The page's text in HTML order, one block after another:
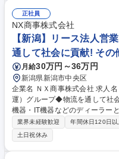
正社員
NX商事株式会社
【新潟】リース法人営
通して社会に貢献! その
月給30万円～36万円
新潟県新潟市中央区
企業名 ＮＸ商事株式会社 求人名 【新潟】リース法人営業/NX（日本通
運）グループ◆物流を通して社会に貢献！ 仕事の内容
機器・IT機器などのディーラー
客にリースの提案営業を行いま
して解決する「寄り添う対応」が特長です。 ■単なる
らず、ＮＸ（日本通運）グルー
ービス、東京センチュリーと連
業界未経験歓迎 年間休日120日以
土日祝休み